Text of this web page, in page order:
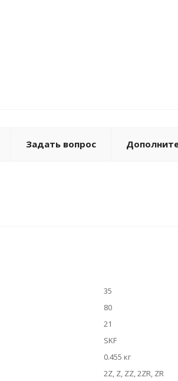
Задать вопрос
35
80
21
SKF
0.455 кг
2Z, Z, ZZ, 2ZR, ZR